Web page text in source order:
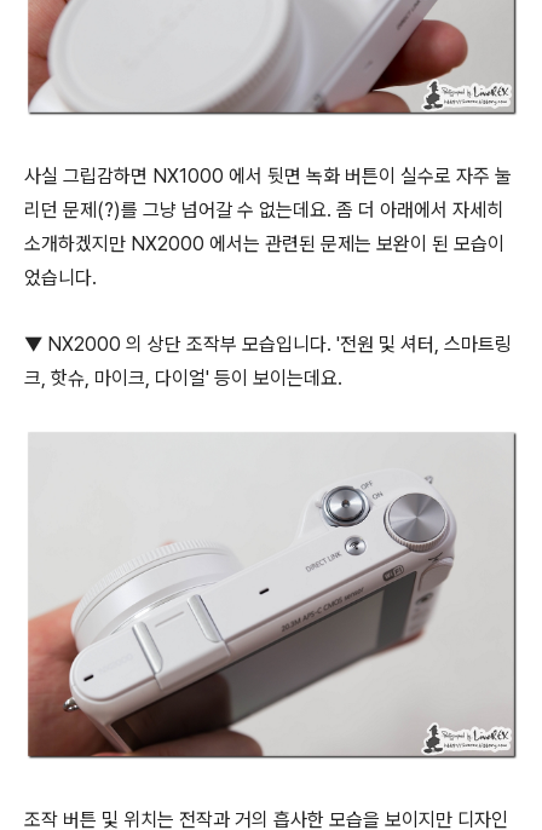
사실 그립감하면 NX1000 에서 뒷면 녹화 버튼이 실수로 자주 눌
리던 문제(?)를 그냥 넘어갈 수 없는데요. 좀 더 아래에서 자세히
소개하겠지만 NX2000 에서는 관련된 문제는 보완이 된 모습이
었습니다.
▼ NX2000 의 상단 조작부 모습입니다. '전원 및 셔터, 스마트링
크, 핫슈, 마이크, 다이얼' 등이 보이는데요.
조작 버튼 및 위치는 전작과 거의 흡사한 모습을 보이지만 디자인